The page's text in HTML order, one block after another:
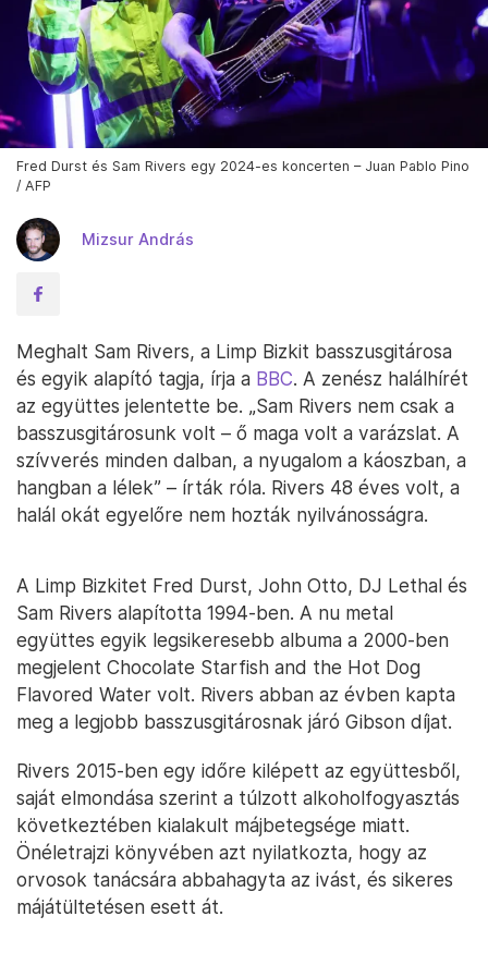
Fred Durst és Sam Rivers egy 2024-es koncerten – Juan Pablo Pino
/ AFP
Mizsur András
Meghalt Sam Rivers, a Limp Bizkit basszusgitárosa
és egyik alapító tagja, írja a BBC. A zenész halálhírét
az együttes jelentette be. „Sam Rivers nem csak a
basszusgitárosunk volt – ő maga volt a varázslat. A
szívverés minden dalban, a nyugalom a káoszban, a
hangban a lélek” – írták róla. Rivers 48 éves volt, a
halál okát egyelőre nem hozták nyilvánosságra.
A Limp Bizkitet Fred Durst, John Otto, DJ Lethal és
Sam Rivers alapította 1994-ben. A nu metal
együttes egyik legsikeresebb albuma a 2000-ben
megjelent Chocolate Starfish and the Hot Dog
Flavored Water volt. Rivers abban az évben kapta
meg a legjobb basszusgitárosnak járó Gibson díjat.
Rivers 2015-ben egy időre kilépett az együttesből,
saját elmondása szerint a túlzott alkoholfogyasztás
következtében kialakult májbetegsége miatt.
Önéletrajzi könyvében azt nyilatkozta, hogy az
orvosok tanácsára abbahagyta az ivást, és sikeres
májátültetésen esett át.